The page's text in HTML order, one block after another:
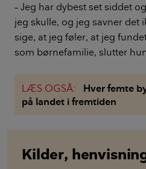
– Jeg har dybest set siddet
jeg skulle, og jeg savner det
sige, at jeg føler, at jeg
som børnefamilie, slutter
LÆS OGSÅ:
Hver femte
på landet i fremtiden
Kilder,